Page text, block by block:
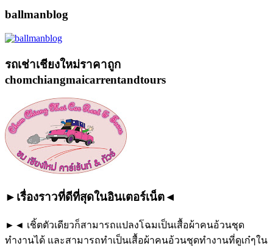
ballmanblog
รถเช่าเชียงใหม่ราคาถูก
chomchiangmaicarrentandtours
►เรื่องราวที่ดีที่สุดในอินเตอร์เน็ต◄
►◄ เชิ้ตตัวเดียวก็สามารถแปลงโฉมเป็นเสื้อผ้าคนอ้วนชุด
ทำงานได้ และสามารถทำเป็นเสื้อผ้าคนอ้วนชุดทำงานที่ดูเก๋ๆใน